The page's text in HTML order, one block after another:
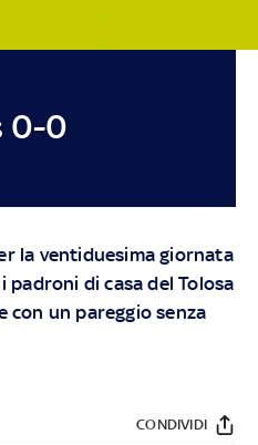
0-0
la ventiduesima giornata
padroni di casa del Tolosa
con un pareggio senza
CONDIVIDI